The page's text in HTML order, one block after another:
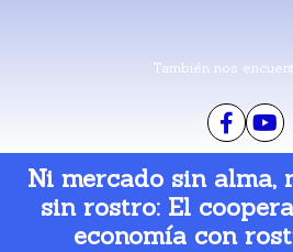
También nos
Ni mercado sin alma,
sin rostro: El
economía con